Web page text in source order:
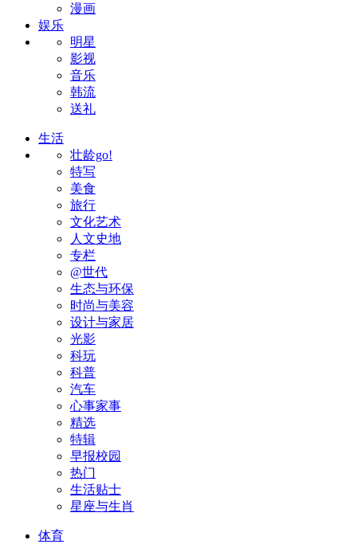
漫画
娱乐
明星
影视
音乐
韩流
送礼
生活
壮龄go!
特写
美食
旅行
文化艺术
人文史地
专栏
@世代
生态与环保
时尚与美容
设计与家居
光影
科玩
科普
汽车
心事家事
精选
特辑
早报校园
热门
生活贴士
星座与生肖
体育